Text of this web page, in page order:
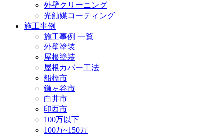
外壁クリーニング
光触媒コーティング
施工事例
施工事例 一覧
外壁塗装
屋根塗装
屋根カバー工法
船橋市
鎌ヶ谷市
白井市
印西市
100万以下
100万~150万